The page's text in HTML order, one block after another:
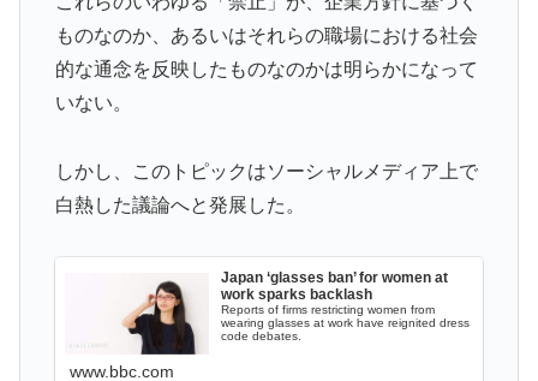
「大谷と山本だけしかまともな契約がない…」
▶
【海外の反応】中国がAI開発の主導権を握りつつあるよ
な → 「どうせアメリカは中国製AIを規制するんだろう
な」「自動車産業と同じ道を歩んでる気がする」
▶ 大地震が起きても手術をやり遂げる日本の医療チーム、
3.1節がある月なのに…3月のカレンダーに日本の富士
山・大阪城・桜が描かれ物議＝韓国の反応
英国人「安心感が違う」冨安健洋、パレス移籍当日にデ
ビュー！圧巻3連続ブロックも披露で現地サポが気づく..
ものなのか、あるいはそれらの職場における社会
的な通念を反映したものなのかは明らかになって
いない。
しかし、このトピックはソーシャルメディア上で
白熱した議論へと発展した。
Japan ‘glasses ban’ for women at
work sparks backlash
Reports of firms restricting women from
wearing glasses at work have reignited dress
code debates.
www.bbc.com